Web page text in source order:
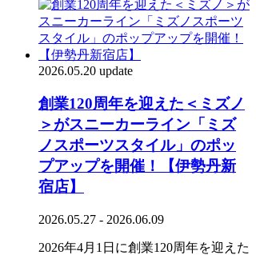
2026.05.20 update
創業120周年を迎えた＜ミズノ
＞がスニーカーライン「ミズ
ノスポーツスタイル」のポッ
プアップを開催！【伊勢丹新
宿店】
2026.05.27 - 2026.06.09
2026年4月1日に創業120周年を迎えた